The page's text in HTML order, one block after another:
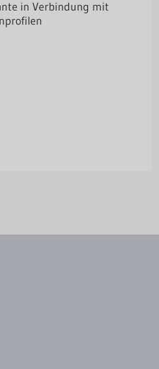
in Verbindung mit